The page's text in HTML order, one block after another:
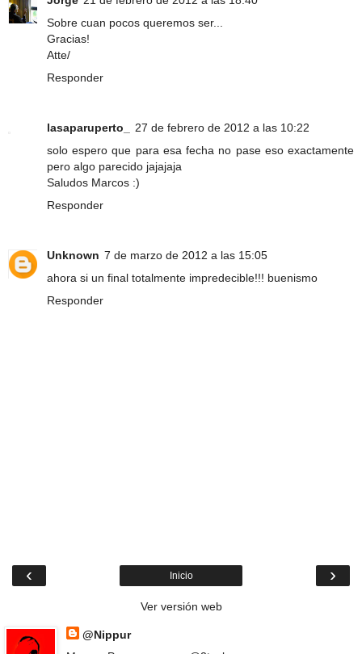
Sobre cuan pocos queremos ser...
Gracias!
Atte/
Responder
lasaparuperto_
27 de febrero de 2012 a las 10:22
solo espero que para esa fecha no pase eso exactamente
pero algo parecido jajajaja
Saludos Marcos :)
Responder
Unknown 7 de marzo de 2012 a las 15:05
ahora si un final totalmente impredecible!!! buenismo
Responder
‹ ›
Inicio
Ver versión web
@Nippur